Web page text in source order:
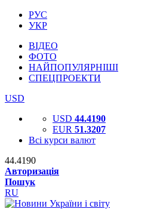
РУС
УКР
ВІДЕО
ФОТО
НАЙПОПУЛЯРНІШІ
СПЕЦПРОЕКТИ
USD
USD 44.4190
EUR 51.3207
Всі курси валют
44.4190
Авторизація
Пошук
RU